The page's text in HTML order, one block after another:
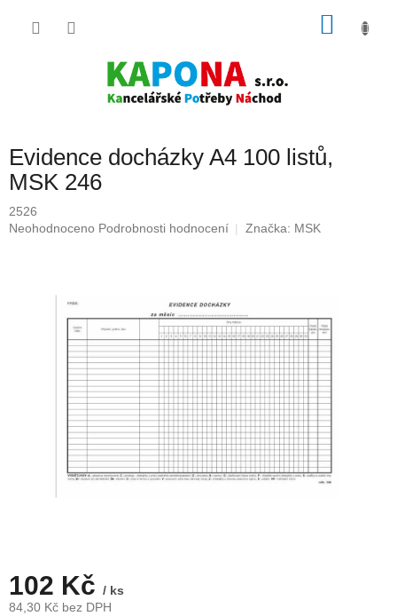
Evidence docházky A4 100 listů,
MSK 246
2526
Průměrné
Neohodnoceno Podrobnosti hodnocení Značka: MSK
102 Kč / ks
84,30 Kč bez DPH